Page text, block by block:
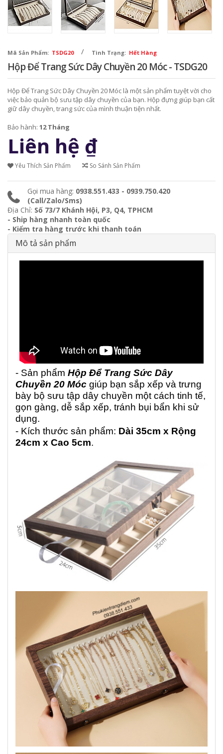
Mã Sản Phẩm: TSDG20 / Tình Trạng: Hết Hàng
Hộp Để Trang Sức Dây Chuyền 20 Móc - TSDG20
Hộp Để Trang Sức Dây Chuyền 20 Móc là một sản phẩm tuyệt vời cho
việc bảo quản bộ sưu tập dây chuyền của bạn. Hộp đựng giúp bạn cất
giữ dây chuyền, trang sức của mình thuận tiện nhất.
Bảo hành: 12 Tháng
Liên hệ ₫
Yêu Thích Sản Phẩm So Sánh Sản Phẩm
Gọi mua hàng: 0938.551.433 - 0939.750.420
(Call/Zalo/Sms)
Địa Chỉ: Số 73/7 Khánh Hội, P3, Q4, TPHCM
- Ship hàng nhanh toàn quốc
- Kiểm tra hàng trước khi thanh toán
Mô tả sản phẩm
- Sản phẩm Hộp Để Trang Sức Dây
Chuyền 20 Móc giúp bạn sắp xếp và trưng
bày bộ sưu tập dây chuyền một cách tinh tế,
gọn gàng, dễ sắp xếp, tránh bụi bẩn khi sử
dụng.
- Kích thước sản phẩm: Dài 35cm x Rộng
24cm x Cao 5cm.